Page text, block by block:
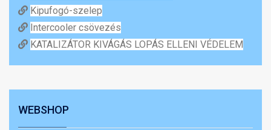
Kipufogó-szelep
Intercooler csövezés
KATALIZÁTOR KIVÁGÁS LOPÁS ELLENI VÉDELEM
WEBSHOP